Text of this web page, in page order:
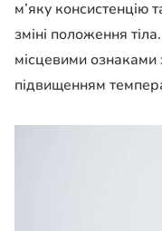
м’яку консистенцію
зміні положення
місцевими ознаками
підвищенням